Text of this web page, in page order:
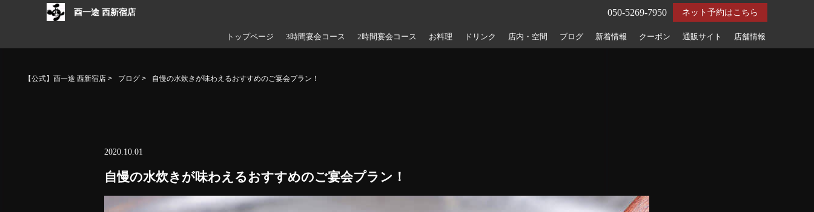
酉一途 西新宿店 ネット予約はこちら
050-5269-7950
トップページ 3時間宴会コース 2時間宴会コース お料理 ドリンク 店内・空間 ブログ 新着情報 クーポン 通販サイト 店舗情報
【公式】酉一途 西新宿店 > ブログ > 自慢の水炊きが味わえるおすすめのご宴会プラン！
2020.10.01
自慢の水炊きが味わえるおすすめのご宴会プラン！